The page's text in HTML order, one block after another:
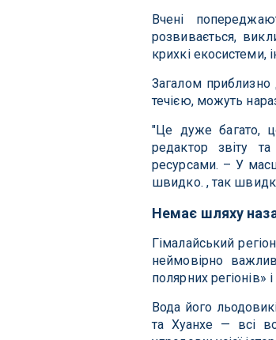
Вчені
розвивається,
крихкі екосистеми,
Загалом
течією, можуть
"Це дуже багато,
редактор звіту
ресурсами. – У
швидко. , так
Немає шляху
Гімалайський
неймовірно
полярних регіонів»
Вода його
та Хуанхе — всі